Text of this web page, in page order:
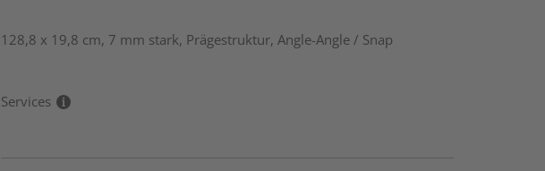
128,8 x 19,8 cm, 7 mm stark, Prägestruktur, Angle-Angle / Snap
Services